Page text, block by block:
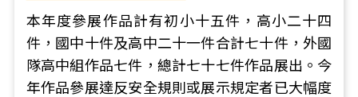
本年度參展作品計有初小十五件，高小二十四
件，國中十件及高中二十一件合計七十件，外國
隊高中組作品七件，總計七十七件作品展出。今
年作品參展達反安全規則或展示規定者已大幅度